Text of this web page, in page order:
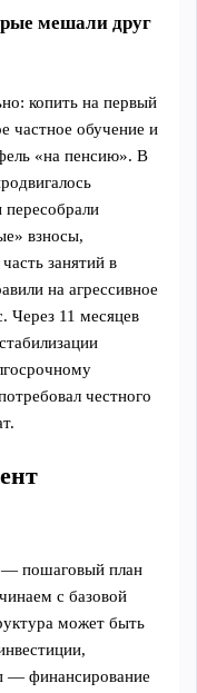
мешали друг
копить на первый
частное обучение и
«на пенсию». В
взносы,
занятий в
на агрессивное
Через 11 месяцев
честного
— пошаговый план
с базовой
может быть
— финансирование